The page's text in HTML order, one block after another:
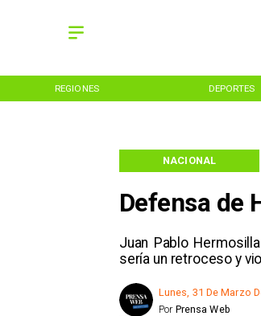
REGIONES DEPORTES
Defensa de
Juan Pablo
sería un retroceso y
NACIONAL
Lunes, 31 De Marzo
Prensa Web
Por